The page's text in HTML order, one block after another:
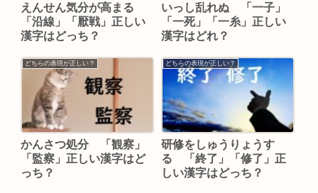
えんせん気分が高まる
「沿線」「厭戦」正しい
漢字はどっち？
いっし乱れぬ 「一子」
「一死」「一糸」正しい
漢字はどれ？
どちらの表現が正しい？
かんさつ処分 「観察」
「監察」正しい漢字はど
っち？
どちらの表現が正しい？
研修をしゅうりょうす
る 「終了」「修了」正
しい漢字はどっち？